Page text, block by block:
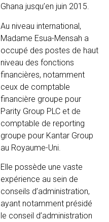
Ghana jusqu’en juin 2015.
Au niveau international,
Madame Esua-Mensah a
occupé des postes de haut
niveau des fonctions
financières, notamment
ceux de comptable
financière groupe pour
Parity Group PLC et de
comptable de reporting
groupe pour Kantar Group
au Royaume-Uni.
Elle possède une vaste
expérience au sein de
conseils d’administration,
ayant notamment présidé
le conseil d’administration